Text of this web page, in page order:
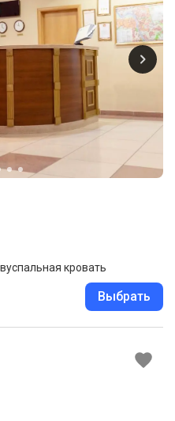
кровать
Выбрать